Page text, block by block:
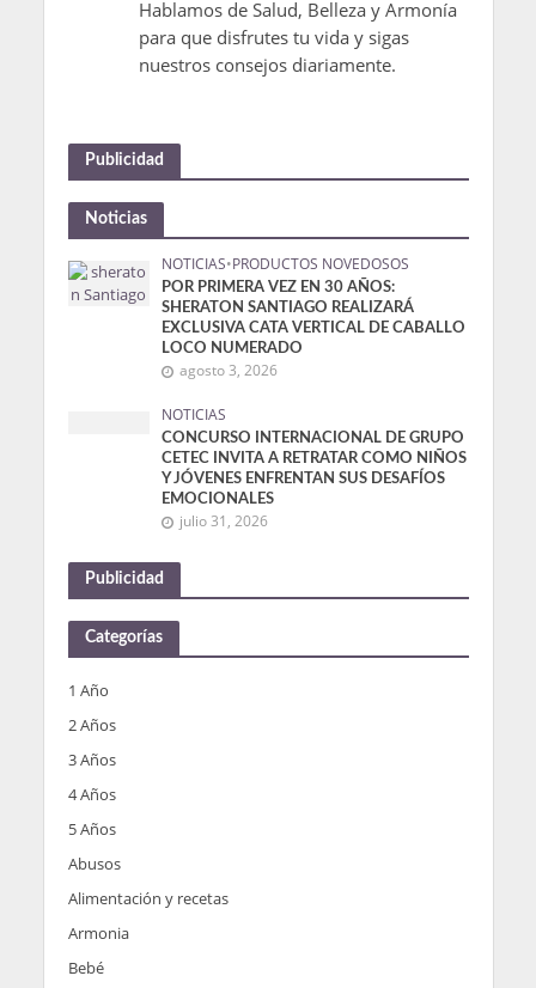
Hablamos de Salud, Belleza y Armonía
para que disfrutes tu vida y sigas
nuestros consejos diariamente.
Publicidad
Noticias
NOTICIAS•PRODUCTOS NOVEDOSOS
POR PRIMERA VEZ EN 30 AÑOS:
SHERATON SANTIAGO REALIZARÁ
EXCLUSIVA CATA VERTICAL DE CABALLO
LOCO NUMERADO
agosto 3, 2026
NOTICIAS
CONCURSO INTERNACIONAL DE GRUPO
CETEC INVITA A RETRATAR COMO NIÑOS
Y JÓVENES ENFRENTAN SUS DESAFÍOS
EMOCIONALES
julio 31, 2026
Publicidad
Categorías
1 Año
2 Años
3 Años
4 Años
5 Años
Abusos
Alimentación y recetas
Armonia
Bebé